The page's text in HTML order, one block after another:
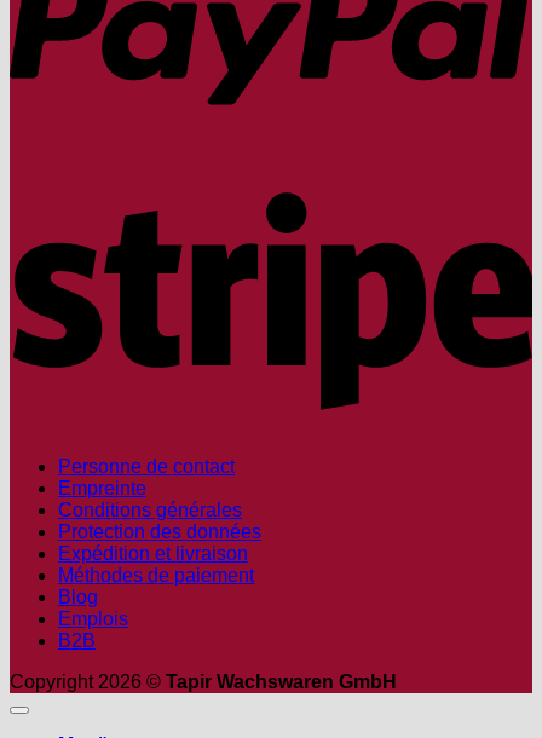
Personne de contact
Empreinte
Conditions générales
Protection des données
Expédition et livraison
Méthodes de paiement
Blog
Emplois
B2B
Copyright 2026 © Tapir Wachswaren GmbH